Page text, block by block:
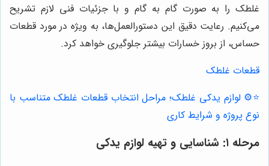
غلطک را به صورت گام به گام و با جزئیات فنی لازم تشریح
می‌کنیم. رعایت دقیق این دستورالعمل‌ها، به ویژه در مورد قطعات
حساس، از بروز خسارات بیشتر جلوگیری خواهد کرد.
قطعات غلطک
⭐️⚙️ لوازم یدکی غلطک؛ مراحل انتخاب قطعات غلطک متناسب با
نوع پروژه و شرایط کاری
مرحله ۱: شناسایی و تهیه لوازم یدکی